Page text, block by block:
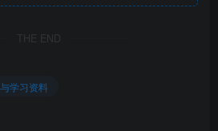
THE END
学习资料